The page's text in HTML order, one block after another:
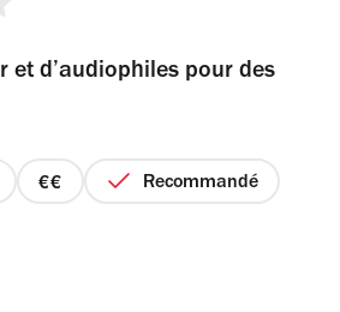
et d’audiophiles pour des
prix
Recommandé